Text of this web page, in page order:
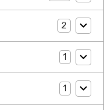
2
1
1